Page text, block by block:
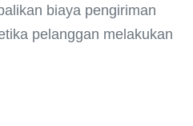
biaya pengiriman
pelanggan melakukan